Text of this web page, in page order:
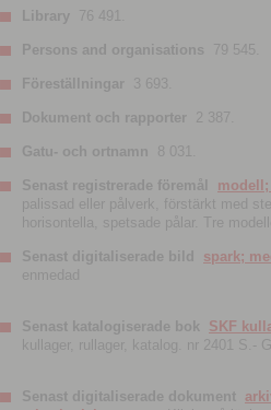
Library 76 491.
Persons and organisations 79 545.
Föreställningar 3 693.
Dokument och rapporter 2 387.
Gatu- och ortnamn 8 031.
Senast registrerade föremål modell;
palissad eller pålverk, förstärkt med
horisontella, spetsade pålar. Tre
Senast digitaliserade bild spark;
enmedad
Senast katalogiserade bok SKF
kullager, rullager, katalog. nr 2401 S.-
Senast digitaliserade dokument